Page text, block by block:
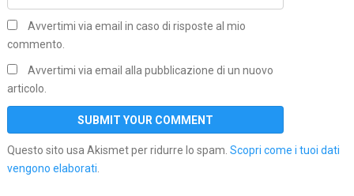
Avvertimi via email in caso di risposte al mio
commento.
Avvertimi via email alla pubblicazione di un nuovo
articolo.
Questo sito usa Akismet per ridurre lo spam. Scopri come i tuoi dati
vengono elaborati.